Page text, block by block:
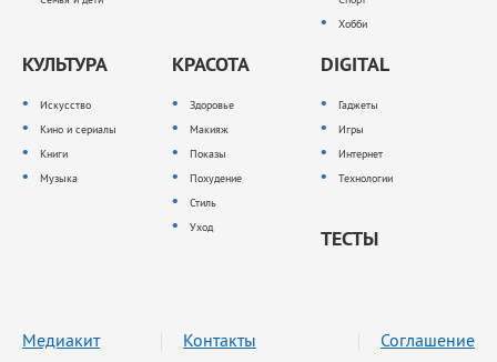
Хобби
КУЛЬТУРА
Искусство
Кино и сериалы
Книги
Музыка
КРАСОТА
Здоровье
Макияж
Показы
Похудение
Стиль
Уход
DIGITAL
Гаджеты
Игры
Интернет
Технологии
ТЕСТЫ
Медиакит Контакты Соглашение